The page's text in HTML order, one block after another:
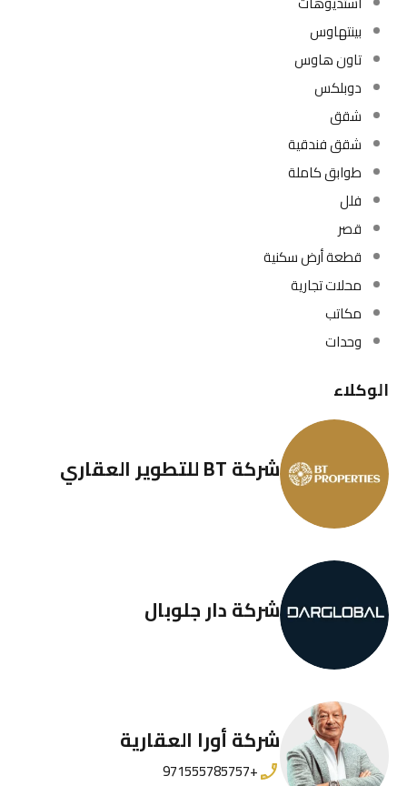
بينتهاوس
تاون هاوس
دوبلكس
شقق
شقق فندقية
طوابق كاملة
فلل
قصر
قطعة أرض سكنية
محلات تجارية
مكاتب
وحدات
الوكلاء
شركة BT للتطوير العقاري
شركة دار جلوبال
شركة أورا العقارية
+971555785757